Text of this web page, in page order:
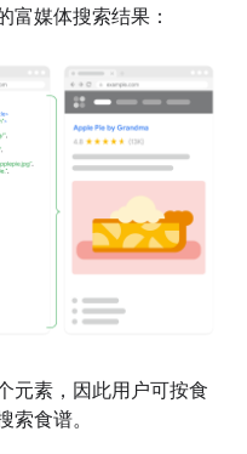
富媒体搜索结果：
元素，因此用户可按食
索食谱。